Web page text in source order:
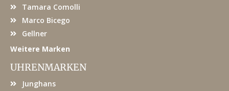
Tamara Comolli
Marco Bicego
Gellner
Weitere Marken
UHRENMARKEN
Junghans